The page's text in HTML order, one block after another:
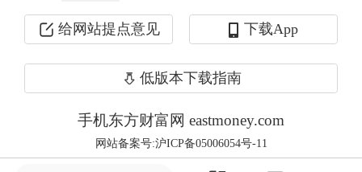
功能以来，吴晓波创建了吴晓波频道，
成为微信上最早的一批财经类自媒体公
众号，经常出现爆款的阅读量十万加文
章。吴晓波频道的运营主体，就是杭州
给网站提点意见 下载App
低版本下载指南
手机东方财富网 eastmoney.com
网站备案号:沪ICP备05006054号-11